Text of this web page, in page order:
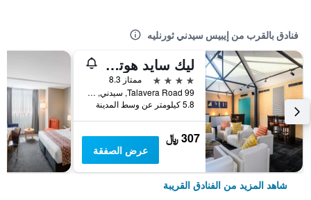
فنادق بالقرب من إيبيس سيدني ثورنليه
ليك سايد هوتل آند كونفرانس سنتر
4 نجوم
ممتاز 8.3
99 Talavera Road, سيدني, NSW, أستراليا
5.8 كيلومتر عن وسط المدينة
307 ﷼
عرض الصفقة
شاهد المزيد من الفنادق القريبة